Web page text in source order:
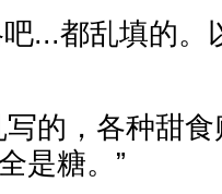
...都乱填的。
写的，各种甜
是糖。”